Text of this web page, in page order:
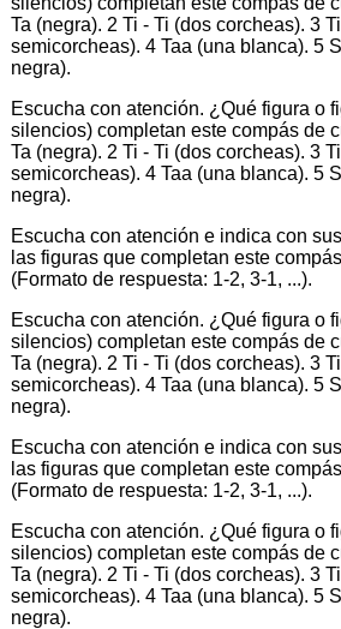
Ta (negra). 2 Ti - Ti (dos corcheas). 3
semicorcheas). 4 Taa (una blanca). 5
negra).
Escucha con atención. ¿Qué figura o
silencios) completan este compás de
Ta (negra). 2 Ti - Ti (dos corcheas). 3
semicorcheas). 4 Taa (una blanca). 5
negra).
Escucha con atención e indica con
las figuras que completan este
(Formato de respuesta: 1-2, 3-1, ...).
Escucha con atención. ¿Qué figura o
silencios) completan este compás de
Ta (negra). 2 Ti - Ti (dos corcheas). 3
semicorcheas). 4 Taa (una blanca). 5
negra).
Escucha con atención e indica con
las figuras que completan este
(Formato de respuesta: 1-2, 3-1, ...).
Escucha con atención. ¿Qué figura o
silencios) completan este compás de
Ta (negra). 2 Ti - Ti (dos corcheas). 3
semicorcheas). 4 Taa (una blanca). 5
negra).